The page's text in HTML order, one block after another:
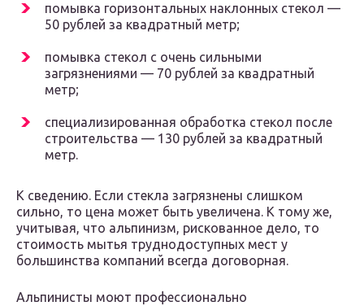
помывка горизонтальных наклонных стекол —
50 рублей за квадратный метр;
помывка стекол с очень сильными
загрязнениями — 70 рублей за квадратный
метр;
специализированная обработка стекол после
строительства — 130 рублей за квадратный
метр.
К сведению. Если стекла загрязнены слишком
сильно, то цена может быть увеличена. К тому же,
учитывая, что альпинизм, рискованное дело, то
стоимость мытья труднодоступных мест у
большинства компаний всегда договорная.
Альпинисты моют профессионально